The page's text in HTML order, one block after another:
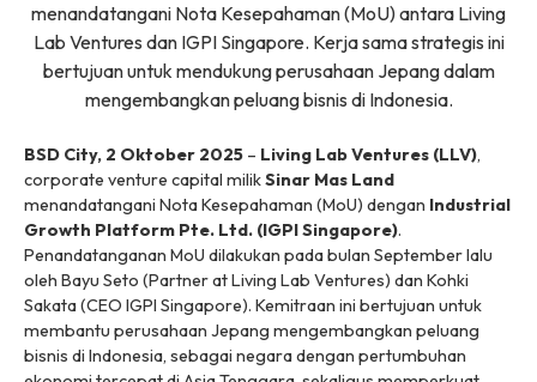
menandatangani Nota Kesepahaman (MoU) antara Living
Lab Ventures dan IGPI Singapore. Kerja sama strategis ini
bertujuan untuk mendukung perusahaan Jepang dalam
mengembangkan peluang bisnis di Indonesia.
BSD City, 2 Oktober 2025 – Living Lab Ventures (LLV),
corporate venture capital milikSinar Mas Land
menandatangani Nota Kesepahaman (MoU) dengan Industrial
Growth Platform Pte. Ltd. (IGPI Singapore).
Penandatanganan MoU dilakukan pada bulan September lalu
oleh Bayu Seto (Partner at Living Lab Ventures) dan Kohki
Sakata (CEO IGPI Singapore). Kemitraan ini bertujuan untuk
membantu perusahaan Jepang mengembangkan peluang
bisnis di Indonesia, sebagai negara dengan pertumbuhan